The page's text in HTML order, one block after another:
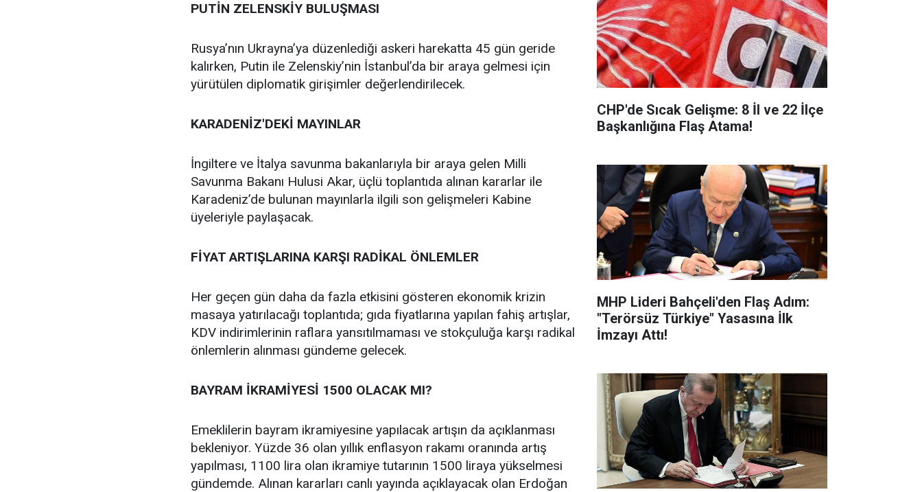
PUTİN ZELENSKİY BULUŞMASI
Rusya’nın Ukrayna’ya düzenlediği askeri harekatta 45 gün geride
kalırken, Putin ile Zelenskiy’nin İstanbul’da bir araya gelmesi için
yürütülen diplomatik girişimler değerlendirilecek.
KARADENİZ'DEKİ MAYINLAR
İngiltere ve İtalya savunma bakanlarıyla bir araya gelen Milli
Savunma Bakanı Hulusi Akar, üçlü toplantıda alınan kararlar ile
Karadeniz’de bulunan mayınlarla ilgili son gelişmeleri Kabine
üyeleriyle paylaşacak.
FİYAT ARTIŞLARINA KARŞI RADİKAL ÖNLEMLER
Her geçen gün daha da fazla etkisini gösteren ekonomik krizin
masaya yatırılacağı toplantıda; gıda fiyatlarına yapılan fahiş artışlar,
KDV indirimlerinin raflara yansıtılmaması ve stokçuluğa karşı radikal
önlemlerin alınması gündeme gelecek.
BAYRAM İKRAMİYESİ 1500 OLACAK MI?
Emeklilerin bayram ikramiyesine yapılacak artışın da açıklanması
bekleniyor. Yüzde 36 olan yıllık enflasyon rakamı oranında artış
yapılması, 1100 lira olan ikramiye tutarının 1500 liraya yükselmesi
gündemde. Alınan kararları canlı yayında açıklayacak olan Erdoğan
CHP'de Sıcak Gelişme: 8 İl ve 22 İlçe
Başkanlığına Flaş Atama!
MHP Lideri Bahçeli'den Flaş Adım:
"Terörsüz Türkiye" Yasasına İlk
İmzayı Attı!